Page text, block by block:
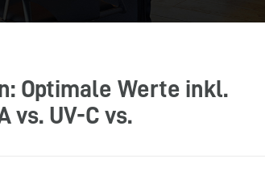
Optimale Werte inkl.
vs. UV-C vs.